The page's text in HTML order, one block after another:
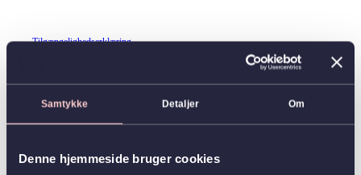
Samtykke Detaljer Om
Denne hjemmeside bruger cookies
Tilgængelighedserklæring